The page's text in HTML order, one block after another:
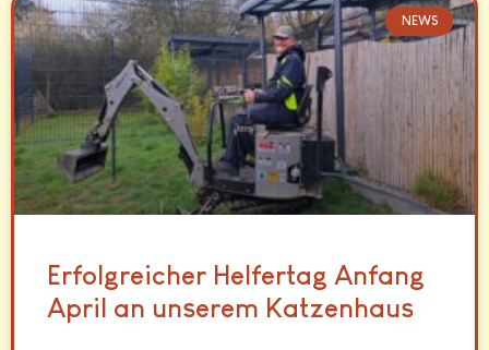
NEWS
Erfolgreicher Helfertag Anfang
April an unserem Katzenhaus